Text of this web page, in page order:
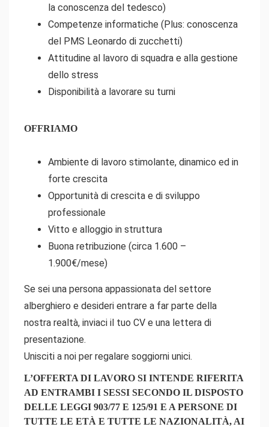
la conoscenza del tedesco)
Competenze informatiche (Plus: conoscenza
del PMS Leonardo di zucchetti)
Attitudine al lavoro di squadra e alla gestione
dello stress
Disponibilità a lavorare su turni
OFFRIAMO
Ambiente di lavoro stimolante, dinamico ed in
forte crescita
Opportunità di crescita e di sviluppo
professionale
Vitto e alloggio in struttura
Buona retribuzione (circa 1.600 –
1.900€/mese)
Se sei una persona appassionata del settore
alberghiero e desideri entrare a far parte della
nostra realtà, inviaci il tuo CV e una lettera di
presentazione.
Unisciti a noi per regalare soggiorni unici.
L’OFFERTA DI LAVORO SI INTENDE RIFERITA
AD ENTRAMBI I SESSI SECONDO IL DISPOSTO
DELLE LEGGI 903/77 E 125/91 E A PERSONE DI
TUTTE LE ETÀ E TUTTE LE NAZIONALITÀ, AI